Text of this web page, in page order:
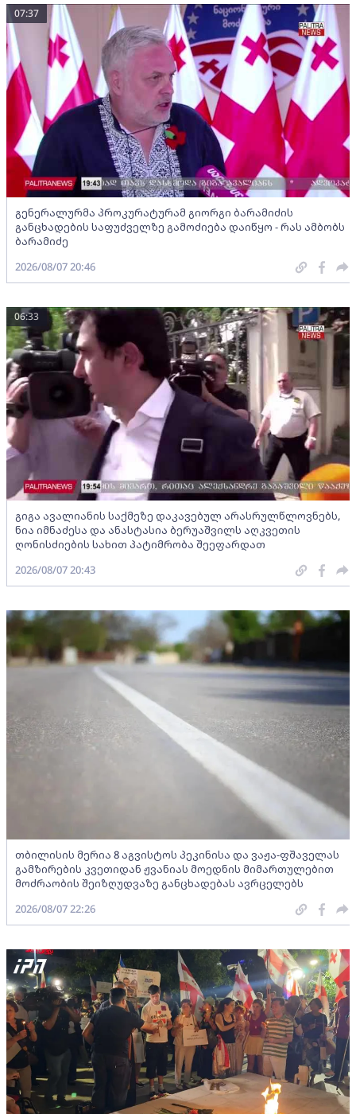
გენერალურმა პროკურატურამ გიორგი ბარამიძის
განცხადების საფუძველზე გამოძიება დაიწყო - რას ამბობს
ბარამიძე
07:37
2026/08/07 20:46
გიგა ავალიანის საქმეზე დაკავებულ არასრულწლოვნებს,
ნია იმნაძესა და ანასტასია ბერუაშვილს აღკვეთის
ღონისძიების სახით პატიმრობა შეეფარდათ
06:33
2026/08/07 20:43
თბილისის მერია 8 აგვისტოს პეკინისა და ვაჟა-ფშაველას
გამზირების კვეთიდან ჟვანიას მოედნის მიმართულებით
მოძრაობის შეიზღუდვაზე განცხადებას ავრცელებს
2026/08/07 22:26